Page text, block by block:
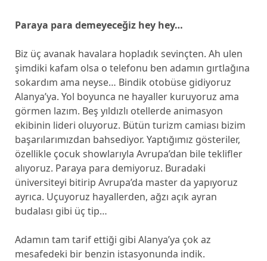
Paraya para demeyeceğiz hey hey…
Biz üç avanak havalara hopladık sevinçten. Ah ulen
şimdiki kafam olsa o telefonu ben adamın gırtlağına
sokardım ama neyse… Bindik otobüse gidiyoruz
Alanya’ya. Yol boyunca ne hayaller kuruyoruz ama
görmen lazım. Beş yıldızlı otellerde animasyon
ekibinin lideri oluyoruz. Bütün turizm camiası bizim
başarılarımızdan bahsediyor. Yaptığımız gösteriler,
özellikle çocuk showlarıyla Avrupa’dan bile teklifler
alıyoruz. Paraya para demiyoruz. Buradaki
üniversiteyi bitirip Avrupa’da master da yapıyoruz
ayrıca. Uçuyoruz hayallerden, ağzı açık ayran
budalası gibi üç tip…
Adamın tam tarif ettiği gibi Alanya’ya çok az
mesafedeki bir benzin istasyonunda indik.